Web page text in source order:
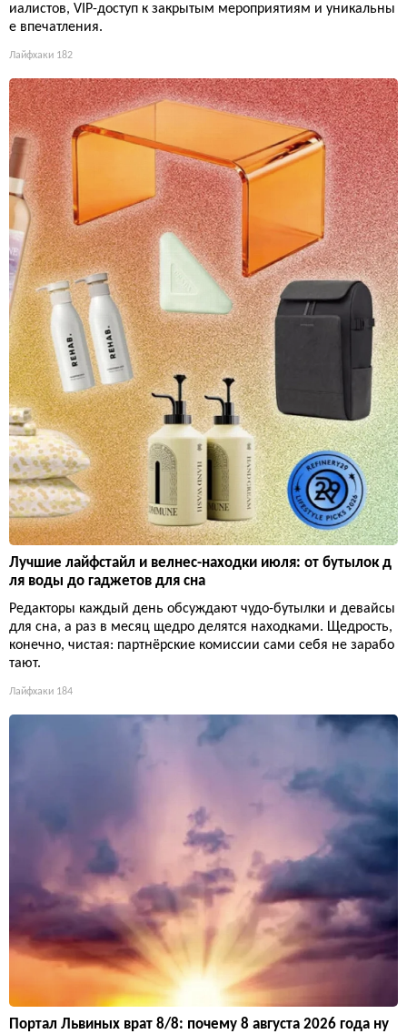
иалистов, VIP-доступ к закрытым мероприятиям и уникальны
е впечатления.
Лайфхаки 182
Лучшие лайфстайл и велнес-находки июля: от бутылок д
ля воды до гаджетов для сна
Редакторы каждый день обсуждают чудо-бутылки и девайсы
для сна, а раз в месяц щедро делятся находками. Щедрость,
конечно, чистая: партнёрские комиссии сами себя не зарабо
тают.
Лайфхаки 184
Портал Львиных врат 8/8: почему 8 августа 2026 года ну